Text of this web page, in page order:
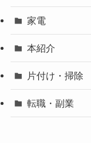
家電
本紹介
片付け・掃除
転職・副業